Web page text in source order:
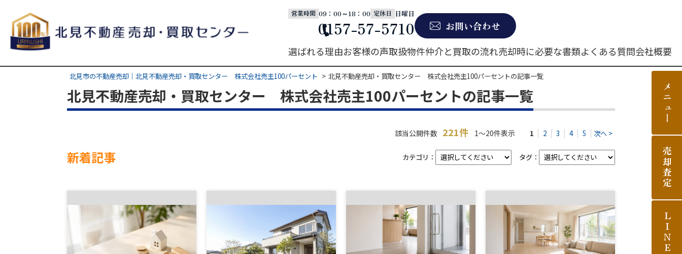
営業時間 09：00～18：00 定休日 日曜日
0157-57-5710
お問い合わせ
選ばれる理由お客様の声取扱物件仲介と買取の流れ売却時に必要な書類よくある質問会社概要
北見市の不動産売却｜北見不動産売却・買取センター 株式会社売主100パーセント 北見不動産売却・買取センター 株式会社売主100パーセントの記事一覧
北見不動産売却・買取センター 株式会社売主100パーセントの記事一覧
該当公開件数 221件 1～20件表示 1 2 3 4 5 次へ >
新着記事 カテゴリ： タグ：
メニュー
売却査定
LINE